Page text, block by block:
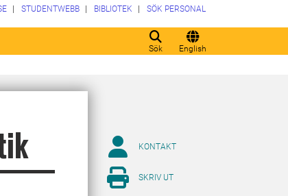
Sök English
STUDENTWEBB BIBLIOTEK SÖK PERSONAL
KONTAKT
SKRIV UT